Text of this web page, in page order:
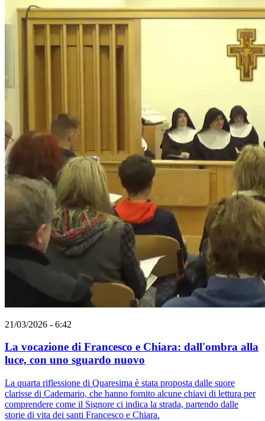
21/03/2026 - 6:42
La vocazione di Francesco e Chiara: dall'ombra alla
luce, con uno sguardo nuovo
La quarta riflessione di Quaresima è stata proposta dalle suore
clarisse di Cademario, che hanno fornito alcune chiavi di lettura per
comprendere come il Signore ci indica la strada, partendo dalle
storie di vita dei santi Francesco e Chiara.